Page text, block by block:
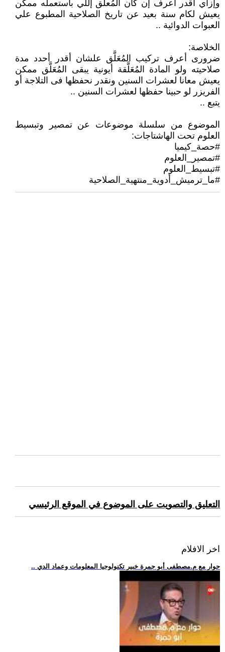
وإزاي أقدر أعرف إن كان المُعلق إللي بأستعمله ممكن
يعيش لكام سنة بعيد عن تاريخ الصلاحية المطبوع علي
العبوات الدوائية ..
الخلاصة:
ضرورى أعرف تركيب المُعَلَّق علشان أقدر أحدد مدة
صلاحيته ولو المادة المُعَلَّقة أيونية يبقى المُعَلَّق ممكن
يعيش معانا لعشرات السنين ونقدر نحفظها فى التلاجة أو
الفريزر لو حبينا حفظها لعشرات السنين ..
يتبع ..
الموضوع من سلسلة موضوعات عن تمصير وتبسيط
العلوم تحت الهاشتاجات:
#حصة_كيميا
#تمصير_العلوم
#تبسيط_العلوم
#ما_ترميش_أدوية_منتهية_الصلاحية
التعليق والتصويت على الموضوع في الموقع الرئيسي
اخر الافلام
.. حوار مع م.مصطفى أبو جمرة خبير تكنولوجيا المعلومات وعماد الدي